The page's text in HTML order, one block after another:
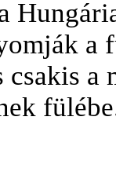
a
csak­is